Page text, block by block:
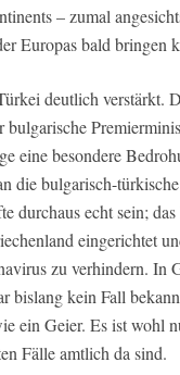
– zumal
Europas bald bringen
deutlich verstärkt.
eine besondere
die bulgarisch-
durchaus echt sein;
eingerichtet
zu verhindern. In
kein Fall
ein Geier. Es ist wohl
Fälle amtlich da sind.